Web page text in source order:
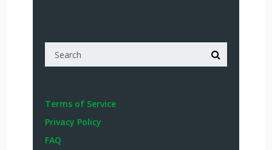
Terms of Service
Privacy Policy
FAQ